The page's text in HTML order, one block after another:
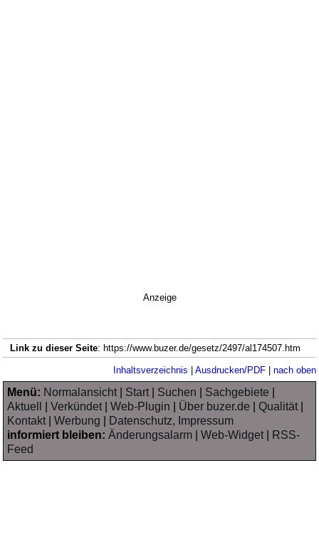
Anzeige
Link zu dieser Seite: https://www.buzer.de/gesetz/2497/al174507.htm
Inhaltsverzeichnis | Ausdrucken/PDF| nach oben
Menü: Normalansicht| Start| Suchen Sachgebiete
Aktuell
|Verkündet|Web-Plugin Über buzer.de |Qualität|
Kontakt|Werbung
Datenschutz, Impressum
informiert bleiben: Änderungsalarm |Web-Widget|
RSS-
Feed